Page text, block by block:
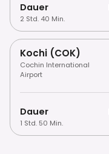
Dauer
2 Std. 40 Min.
Kochi (COK)
Cochin International
Airport
Dauer
1 Std. 50 Min.